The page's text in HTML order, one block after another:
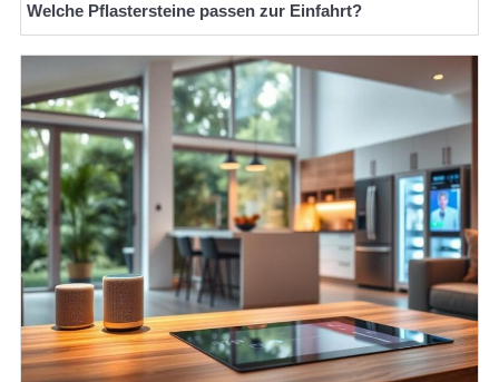
Welche Pflastersteine passen zur Einfahrt?